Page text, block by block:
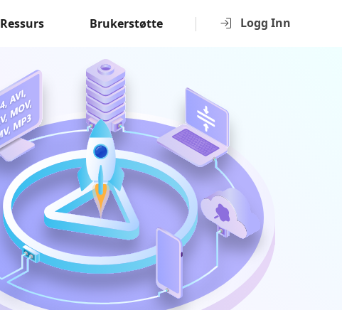
Logg Inn
Ressurs Brukerstøtte